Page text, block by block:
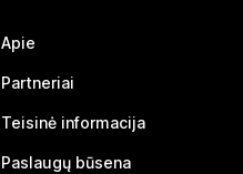
Apie
Partneriai
Teisinė informacija
Paslaugų būsena